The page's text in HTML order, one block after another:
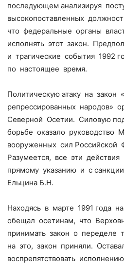
последующем анализируя
высокопоставленных
что федеральные органы
исполнять этот закон.
и трагические события 1992
по настоящее время.
Политическую атаку на закон
репрессированных народов»
Северной Осетии. Силовую
борьбе оказало руководство
вооруженных сил Российской
Разумеется, все эти
прямому указанию и с
Ельцина Б.Н.
Находясь в марте 1991 года
обещал осетинам, что
принимать закон о переделе
на это, закон приняли.
воспрепятствовать